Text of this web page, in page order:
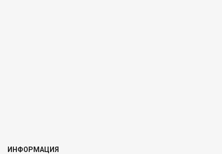
ИНФОРМАЦИЯ